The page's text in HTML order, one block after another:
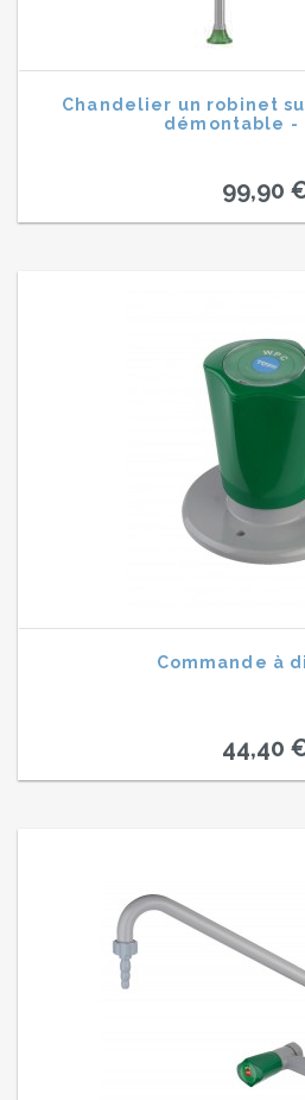
Chandelier un robinet
démontable -
99,90
Commande à
44,40